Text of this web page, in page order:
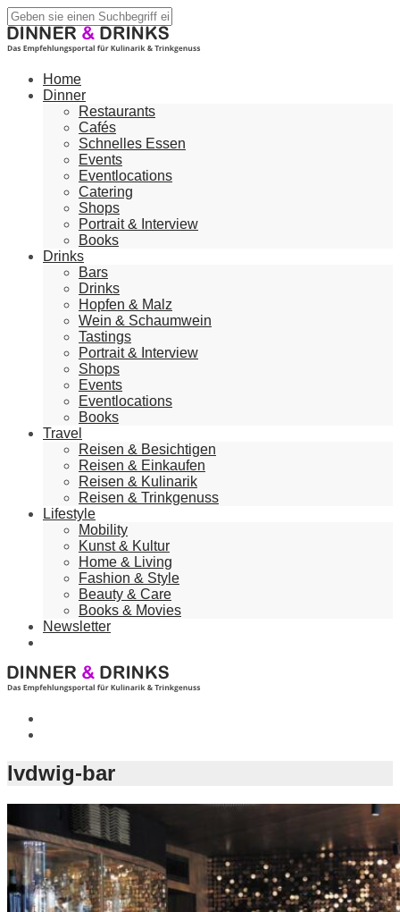
Home
Dinner
Restaurants
Cafés
Schnelles Essen
Events
Eventlocations
Catering
Shops
Portrait & Interview
Books
Drinks
Bars
Drinks
Hopfen & Malz
Wein & Schaumwein
Tastings
Portrait & Interview
Shops
Events
Eventlocations
Books
Travel
Reisen & Besichtigen
Reisen & Einkaufen
Reisen & Kulinarik
Reisen & Trinkgenuss
Lifestyle
Mobility
Kunst & Kultur
Home & Living
Fashion & Style
Beauty & Care
Books & Movies
Newsletter
lvdwig-bar